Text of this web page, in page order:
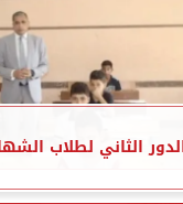
الثاني لطلاب الشهادة